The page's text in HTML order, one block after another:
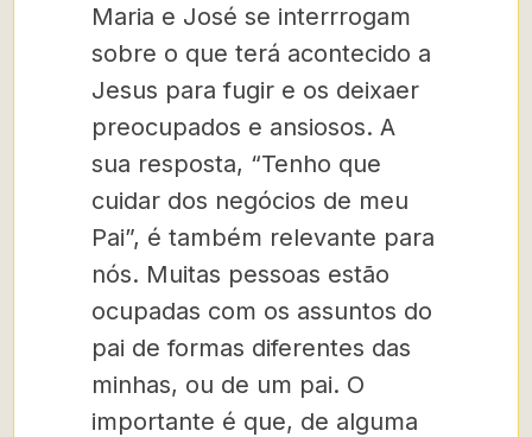
Maria e José se interrrogam
sobre o que terá acontecido a
Jesus para fugir e os deixaer
preocupados e ansiosos. A
sua resposta, “Tenho que
cuidar dos negócios de meu
Pai”, é também relevante para
nós. Muitas pessoas estão
ocupadas com os assuntos do
pai de formas diferentes das
minhas, ou de um pai. O
importante é que, de alguma